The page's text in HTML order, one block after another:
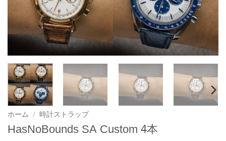
ホーム / 時計ストラップ
HasNoBounds SA Custom 4本